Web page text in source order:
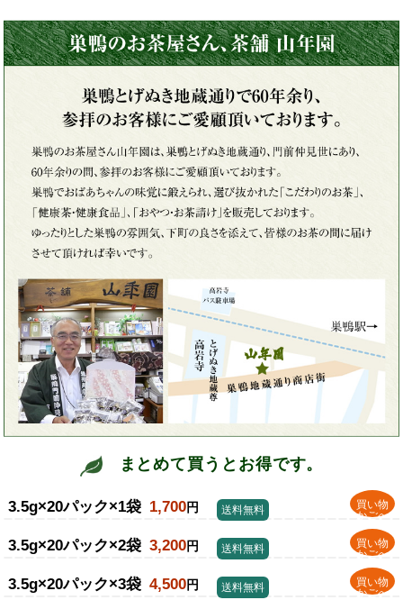
まとめて買うとお得です。
3.5g×20パック×1袋 1,700円
買い物
かごへ
送料無料
3.5g×20パック×2袋 3,200円
買い物
かごへ
送料無料
3.5g×20パック×3袋 4,500円
買い物
かごへ
送料無料